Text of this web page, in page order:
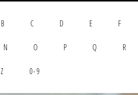
B C D E F
N O P Q R
Z 0-9